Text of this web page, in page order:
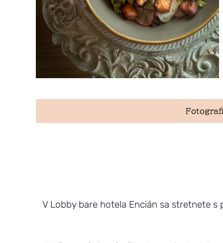
V Lobby bare hotela Encián sa stretnete